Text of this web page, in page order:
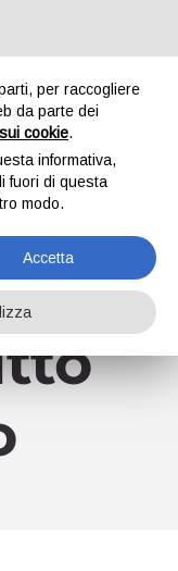
per raccogliere
da parte dei
cookie.
informativa,
fuori di questa
modo.
Accetta